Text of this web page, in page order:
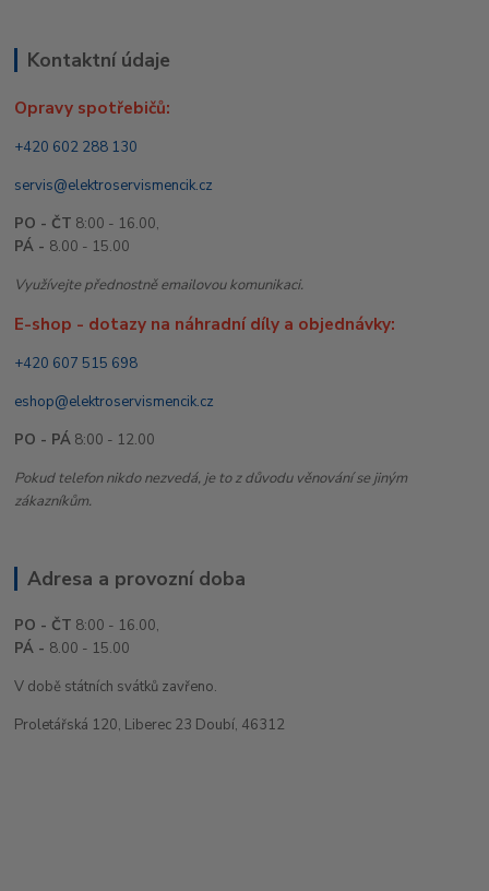
Kontaktní údaje
Opravy spotřebičů:
+420 602 288 130
servis@elektroservismencik.cz
PO - ČT 8:00 - 16.00,
PÁ - 8.00 - 15.00
Využívejte přednostně emailovou komunikaci.
E-shop - dotazy na náhradní díly a objednávky:
+420 607 515 698
eshop@elektroservismencik.cz
PO - PÁ 8:00 - 12.00
Pokud telefon nikdo nezvedá, je to z důvodu věnování se jiným
zákazníkům.
Adresa a provozní doba
PO - ČT 8:00 - 16.00,
PÁ - 8.00 - 15.00
V době státních svátků zavřeno.
Proletářská 120, Liberec 23 Doubí, 46312